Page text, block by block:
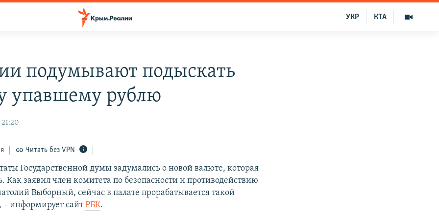
КТА
УКР
подумывают подыскать
упавшему рублю
21:20
Читать без VPN
Государственной думы задумались о новой валюте, которая
Как заявил член комитета по безопасности и противодействию
Выборный, сейчас в палате прорабатывается такой
– информирует сайтРБК.